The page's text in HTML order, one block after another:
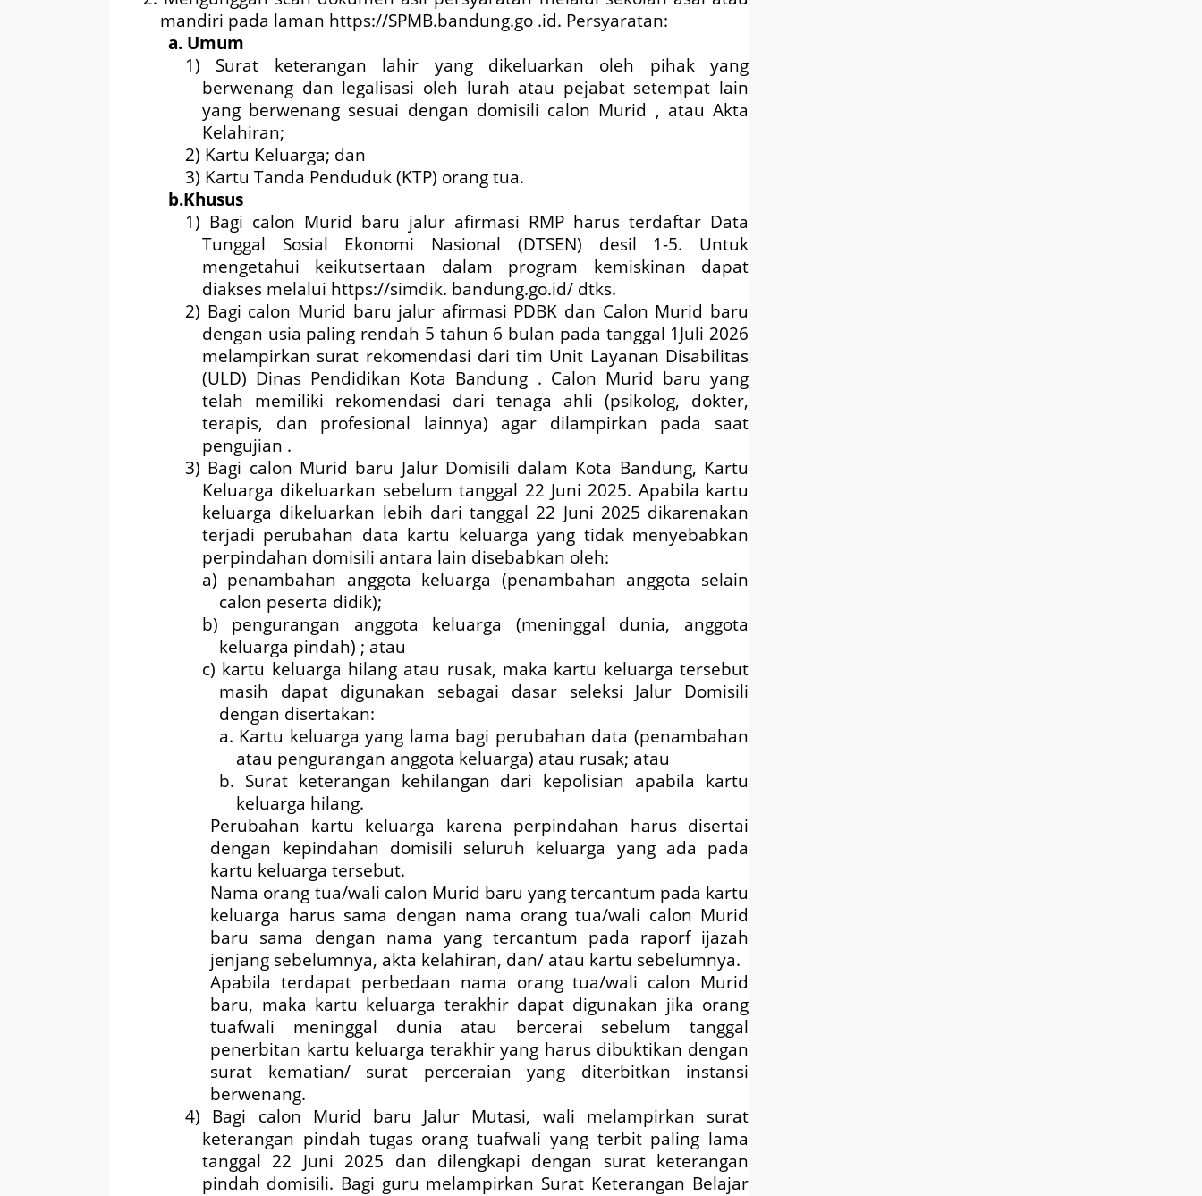
mandiri pada laman https://SPMB.bandung.go .id. Persyaratan:
a. Umum
1) Surat keterangan lahir yang dikeluarkan oleh pihak yang
berwenang dan legalisasi oleh lurah atau pejabat setempat lain
yang berwenang sesuai dengan domisili calon Murid , atau Akta
Kelahiran;
2) Kartu Keluarga; dan
3) Kartu Tanda Penduduk (KTP) orang tua.
b.Khusus
1) Bagi calon Murid baru jalur afirmasi RMP harus terdaftar Data
Tunggal Sosial Ekonomi Nasional (DTSEN) desil 1-5. Untuk
mengetahui keikutsertaan dalam program kemiskinan dapat
diakses melalui https://simdik. bandung.go.id/ dtks.
2) Bagi calon Murid baru jalur afirmasi PDBK dan Calon Murid baru
dengan usia paling rendah 5 tahun 6 bulan pada tanggal 1Juli 2026
melampirkan surat rekomendasi dari tim Unit Layanan Disabilitas
(ULD) Dinas Pendidikan Kota Bandung . Calon Murid baru yang
telah memiliki rekomendasi dari tenaga ahli (psikolog, dokter,
terapis, dan profesional lainnya) agar dilampirkan pada saat
pengujian .
3) Bagi calon Murid baru Jalur Domisili dalam Kota Bandung, Kartu
Keluarga dikeluarkan sebelum tanggal 22 Juni 2025. Apabila kartu
keluarga dikeluarkan lebih dari tanggal 22 Juni 2025 dikarenakan
terjadi perubahan data kartu keluarga yang tidak menyebabkan
perpindahan domisili antara lain disebabkan oleh:
a) penambahan anggota keluarga (penambahan anggota selain
calon peserta didik);
b) pengurangan anggota keluarga (meninggal dunia, anggota
keluarga pindah) ; atau
c) kartu keluarga hilang atau rusak, maka kartu keluarga tersebut
masih dapat digunakan sebagai dasar seleksi Jalur Domisili
dengan disertakan:
a. Kartu keluarga yang lama bagi perubahan data (penambahan
atau pengurangan anggota keluarga) atau rusak; atau
b. Surat keterangan kehilangan dari kepolisian apabila kartu
keluarga hilang.
Perubahan kartu keluarga karena perpindahan harus disertai
dengan kepindahan domisili seluruh keluarga yang ada pada
kartu keluarga tersebut.
Nama orang tua/wali calon Murid baru yang tercantum pada kartu
keluarga harus sama dengan nama orang tua/wali calon Murid
baru sama dengan nama yang tercantum pada raporf ijazah
jenjang sebelumnya, akta kelahiran, dan/ atau kartu sebelumnya.
Apabila terdapat perbedaan nama orang tua/wali calon Murid
baru, maka kartu keluarga terakhir dapat digunakan jika orang
tuafwali meninggal dunia atau bercerai sebelum tanggal
penerbitan kartu keluarga terakhir yang harus dibuktikan dengan
surat kematian/ surat perceraian yang diterbitkan instansi
berwenang.
4) Bagi calon Murid baru Jalur Mutasi, wali melampirkan surat
keterangan pindah tugas orang tuafwali yang terbit paling lama
tanggal 22 Juni 2025 dan dilengkapi dengan surat keterangan
pindah domisili. Bagi guru melampirkan Surat Keterangan Belajar